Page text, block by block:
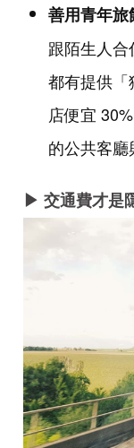
善用青年旅
跟陌生人
都有提供「
店便宜
的公共客
▶ 交通費才是